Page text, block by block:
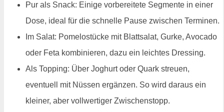
Pur als Snack: Einige vorbereitete Segmente in einer
Dose, ideal für die schnelle Pause zwischen Terminen.
Im Salat: Pomelostücke mit Blattsalat, Gurke, Avocado
oder Feta kombinieren, dazu ein leichtes Dressing.
Als Topping: Über Joghurt oder Quark streuen,
eventuell mit Nüssen ergänzen. So wird daraus ein
kleiner, aber vollwertiger Zwischenstopp.